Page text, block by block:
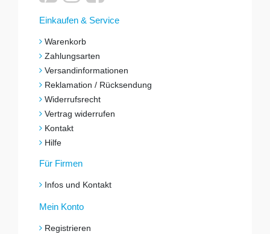
Einkaufen & Service
Warenkorb
Zahlungsarten
Versandinformationen
Reklamation / Rücksendung
Widerrufsrecht
Vertrag widerrufen
Kontakt
Hilfe
Für Firmen
Infos und Kontakt
Mein Konto
Registrieren